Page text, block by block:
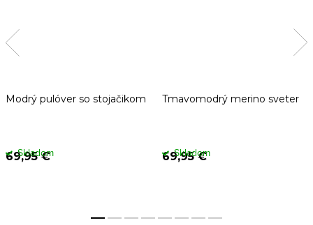
Modrý pulóver so stojačikom
69,95 €
Skladom
Tmavomodrý merino sveter
69,95 €
Skladom